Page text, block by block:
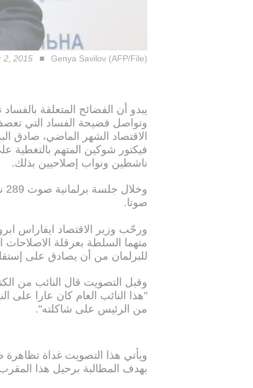
2, 2015 Genya Savilov (AFP/File)
يبدو أن الفضائح المتعلقة
وتواصل فضيحة الفساد التي تعصف
الاقتصاد الشهر الماضي، صادق
فيكتور شوكين المتهم بالتغطية
ناشطين ونواب إصلاحيين بذلك.
صوتا.
ورحّب وزير الاقتصاد ايفاراس
متهما السلطة بعرقلة الاصلاحات
للبرلمان من أن يصادق على
وقبل التصويت قال النائب من
"هذا النائب العام كان عارا على
من الرئيس على شاكلته".
ويأتي هذا التصويت غداة
بهدف المطالبة برحيل هذا